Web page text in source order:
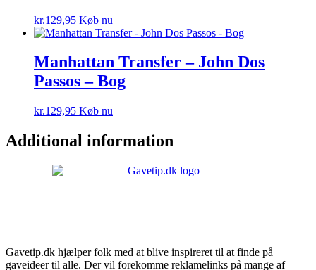
kr.129,95 Køb nu
Manhattan Transfer – John Dos
Passos – Bog
kr.129,95 Køb nu
Additional information
Gavetip.dk hjælper folk med at blive inspireret til at finde på
gaveideer til alle. Der vil forekomme reklamelinks på mange af